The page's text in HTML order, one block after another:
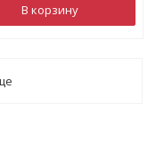
В корзину